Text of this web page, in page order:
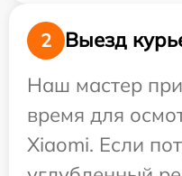
2
Выезд
Наш мастер
время для
Xiaomi. Если